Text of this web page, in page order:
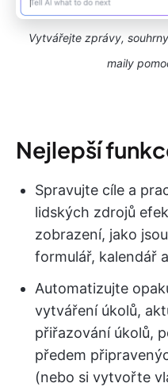
Vytvářejte zprávy,
maily
Nejlepší
Spravujte cíle a
lidských zdrojů
zobrazení, jako
formulář, kalendář
Automatizujte
vytváření úkolů,
přiřazování úkolů,
předem
(nebo si vytvořte